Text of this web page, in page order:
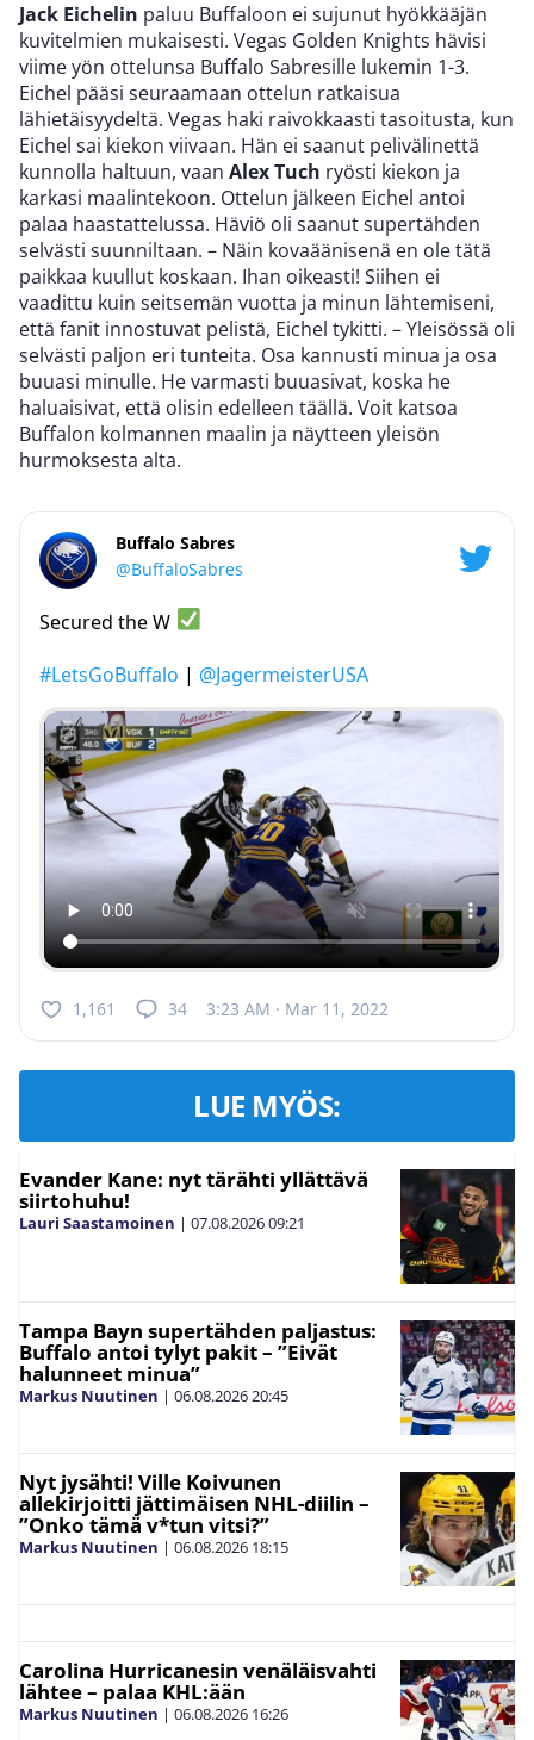
Jack Eichelin paluu Buffaloon ei sujunut hyökkääjän
kuvitelmien mukaisesti. Vegas Golden Knights hävisi
viime yön ottelunsa Buffalo Sabresille lukemin 1-3.
Eichel pääsi seuraamaan ottelun ratkaisua
lähietäisyydeltä. Vegas haki raivokkaasti tasoitusta, kun
Eichel sai kiekon viivaan. Hän ei saanut pelivälinettä
kunnolla haltuun, vaan Alex Tuch ryösti kiekon ja
karkasi maalintekoon. Ottelun jälkeen Eichel antoi
palaa haastattelussa. Häviö oli saanut supertähden
selvästi suunniltaan. – Näin kovaäänisenä en ole tätä
paikkaa kuullut koskaan. Ihan oikeasti! Siihen ei
vaadittu kuin seitsemän vuotta ja minun lähtemiseni,
että fanit innostuvat pelistä, Eichel tykitti. – Yleisössä oli
selvästi paljon eri tunteita. Osa kannusti minua ja osa
buuasi minulle. He varmasti buuasivat, koska he
haluaisivat, että olisin edelleen täällä. Voit katsoa
Buffalon kolmannen maalin ja näytteen yleisön
hurmoksesta alta.
Buffalo Sabres
@BuffaloSabres
Secured the W
#LetsGoBuffalo | @JagermeisterUSA
1,161 34 3:23 AM · Mar 11, 2022
LUE MYÖS:
Evander Kane: nyt tärähti yllättävä
siirtohuhu!
Lauri Saastamoinen | 07.08.202609:21
Tampa Bayn supertähden paljastus:
Buffalo antoi tylyt pakit – ”Eivät
halunneet minua”
Markus Nuutinen | 06.08.2026 20:45
Nyt jysähti! Ville Koivunen
allekirjoitti jättimäisen NHL-diilin –
”Onko tämä v*tun vitsi?”
Markus Nuutinen | 06.08.2026 18:15
Carolina Hurricanesin venäläisvahti
lähtee – palaa KHL:ään
Markus Nuutinen | 06.08.2026 16:26